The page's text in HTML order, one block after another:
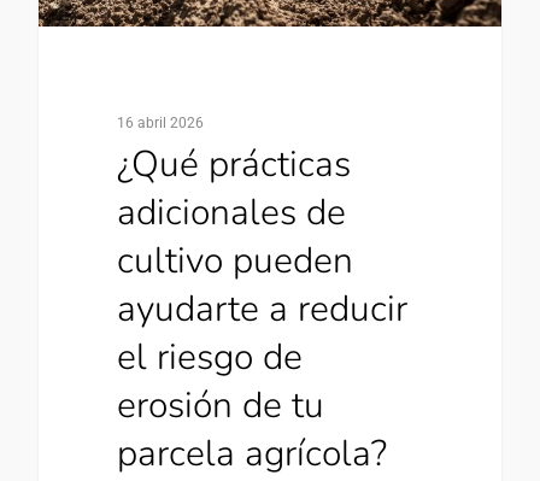
16 abril 2026
¿Qué prácticas
adicionales de
cultivo pueden
ayudarte a reducir
el riesgo de
erosión de tu
parcela agrícola?